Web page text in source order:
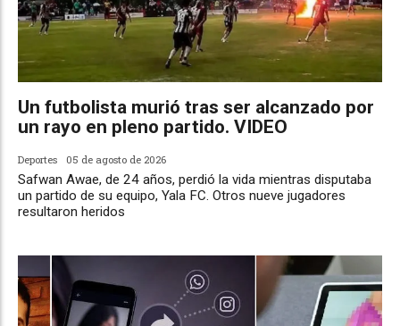
Un futbolista murió tras ser alcanzado por
un rayo en pleno partido. VIDEO
Deportes 05 de agosto de 2026
Safwan Awae, de 24 años, perdió la vida mientras disputaba
un partido de su equipo, Yala FC. Otros nueve jugadores
resultaron heridos